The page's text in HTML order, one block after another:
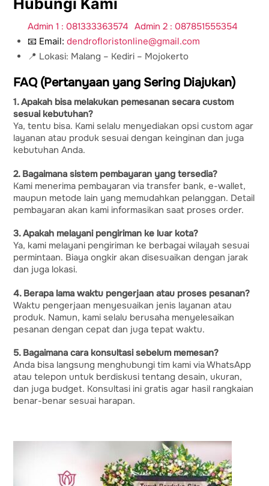
Admin 1 : 081333363574 Admin 2 : 087851555354
📧 Email:dendrofloristonline@gmail.com
📍 Lokasi: Malang – Kediri – Mojokerto
FAQ (Pertanyaan yang Sering Diajukan)
1. Apakah bisa melakukan pemesanan secara custom
sesuai kebutuhan?
Ya, tentu bisa. Kami selalu menyediakan opsi custom agar
layanan atau produk sesuai dengan keinginan dan juga
kebutuhan Anda.
2. Bagaimana sistem pembayaran yang tersedia?
Kami menerima pembayaran via transfer bank, e-wallet,
maupun metode lain yang memudahkan pelanggan. Detail
pembayaran akan kami informasikan saat proses order.
3. Apakah melayani pengiriman ke luar kota?
Ya, kami melayani pengiriman ke berbagai wilayah sesuai
permintaan. Biaya ongkir akan disesuaikan dengan jarak
dan juga lokasi.
4. Berapa lama waktu pengerjaan atau proses pesanan?
Waktu pengerjaan menyesuaikan jenis layanan atau
produk. Namun, kami selalu berusaha menyelesaikan
pesanan dengan cepat dan juga tepat waktu.
5. Bagaimana cara konsultasi sebelum memesan?
Anda bisa langsung menghubungi tim kami via WhatsApp
atau telepon untuk berdiskusi tentang desain, ukuran,
dan juga budget. Konsultasi ini gratis agar hasil rangkaian
benar-benar sesuai harapan.